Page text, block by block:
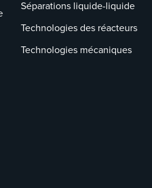
Séparations liquide-liquide
Technologies des réacteurs
Technologies mécaniques